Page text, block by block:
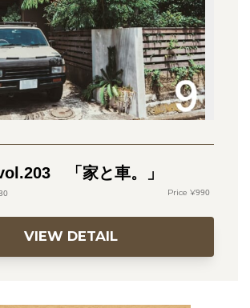
「家と車。」
990
VIEW DETAIL